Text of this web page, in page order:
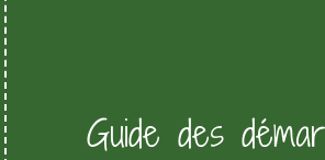
Guide des